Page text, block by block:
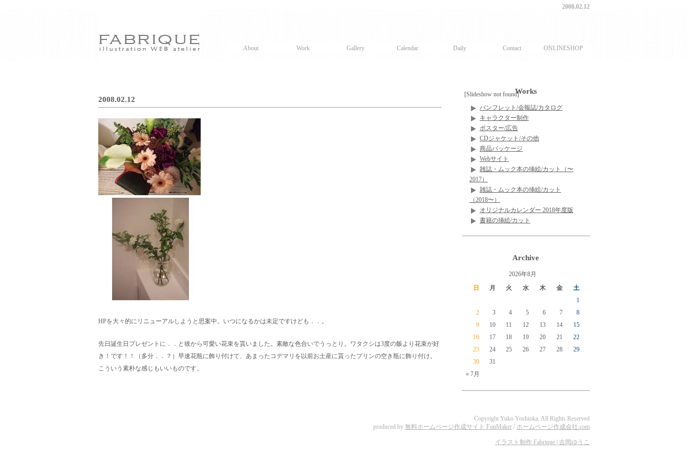
2008.02.12
About Work Gallery Calendar Daily Contact ONLINESHOP
2008.02.12
HPを大々的にリニューアルしようと思案中。いつになるかは未定ですけども．．。
先日誕生日プレゼントに．．と彼から可愛い花束を貰いました。素敵な色合いでうっとり。ワタクシは3度の飯より花束が好
き！です！！（多分．．？）早速花瓶に飾り付けて、あまったコデマリを以前お土産に貰ったプリンの空き瓶に飾り付け。
こういう素朴な感じもいいものです。
[Slideshow not found]Works
パンフレット/会報誌/カタログ
キャラクター制作
ポスター/広告
CDジャケット/その他
商品パッケージ
Webサイト
雑誌・ムック本の挿絵/カット（〜
2017）
雑誌・ムック本の挿絵/カット
（2018〜）
オリジナルカレンダー 2018年度版
書籍の挿絵/カット
Archive
2026年8月
日
月 火 水 木 金 土
« 7月
1
2
3 4 5 6 7
8
9
10 11 12 13 14
15
16
17 18 19 20 21
22
23
24 25 26 27 28
29
30
31
Copyright Yuko Yoshioka. All Rights Reserved
produced by 無料ホームページ作成サイト FunMaker / ホームページ作成会社.com
イラスト制作 Fabrique | 吉岡ゆうこ